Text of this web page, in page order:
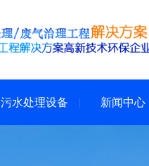
污水处理设备 新闻中心